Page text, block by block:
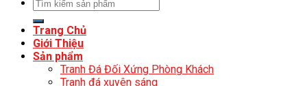
Trang Chủ
Giới Thiệu
Sản phẩm
Tranh Đá Đối Xứng Phòng Khách
Tranh đá xuyên sáng